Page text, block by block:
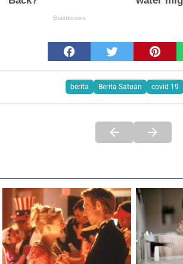
berita Berita Satuan covid 19